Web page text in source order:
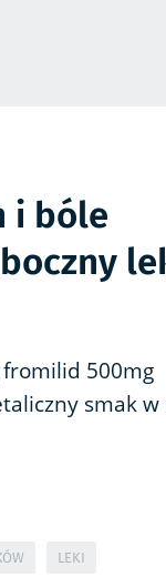
i bóle
500mg
smak w
LEKI